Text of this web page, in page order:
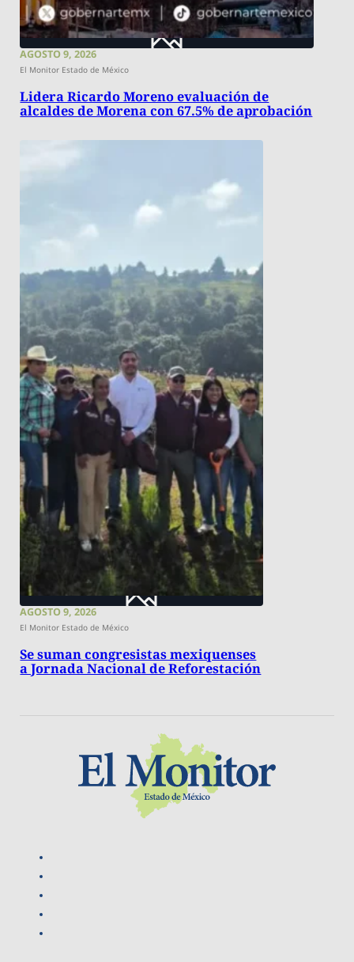
AGOSTO 9, 2026
El Monitor Estado de México
Lidera Ricardo Moreno evaluación de
alcaldes de Morena con 67.5% de aprobación
AGOSTO 9, 2026
El Monitor Estado de México
Se suman congresistas mexiquenses
a Jornada Nacional de Reforestación